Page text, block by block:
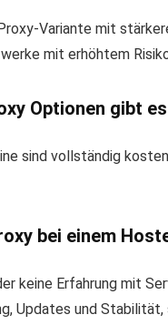
Variante mit
mit erhöhtem
Optionen gibt
sind vollständig
bei einem
keine Erfahrung mit
Updates und